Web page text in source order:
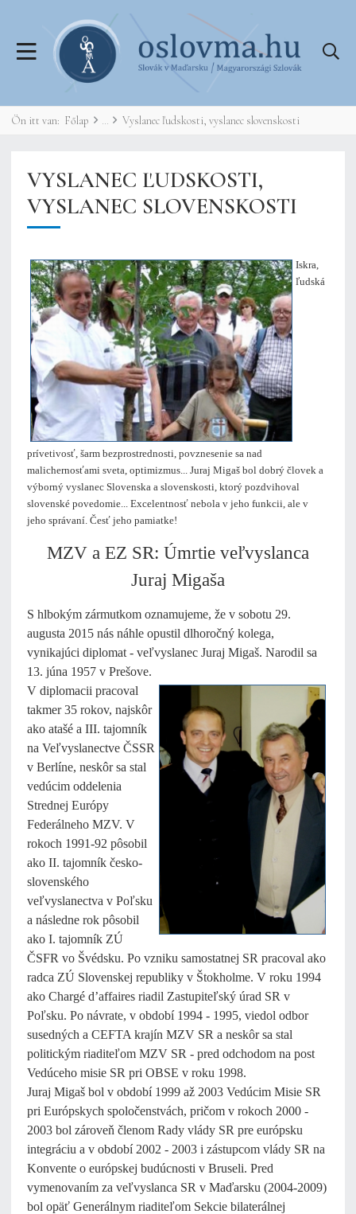
Ön itt van: Főlap Vyslanec ľudskosti, vyslanec slovenskosti
VYSLANEC ĽUDSKOSTI,
VYSLANEC SLOVENSKOSTI
Iskra,
ľudská
prívetivosť, šarm bezprostrednosti, povznesenie sa nad
malichernosťami sveta, optimizmus... Juraj Migaš bol dobrý človek a
výborný vyslanec Slovenska a slovenskosti, ktorý pozdvihoval
slovenské povedomie... Excelentnosť nebola v jeho funkcii, ale v
jeho správaní. Česť jeho pamiatke!
MZV a EZ SR: Úmrtie veľvyslanca
Juraj Migaša
S hlbokým zármutkom oznamujeme, že v sobotu 29.
augusta 2015 nás náhle opustil dlhoročný kolega,
vynikajúci diplomat - veľvyslanec Juraj Migaš. Narodil sa
13. júna 1957 v Prešove.
V diplomacii pracoval
takmer 35 rokov, najskôr
ako atašé a III. tajomník
na Veľvyslanectve ČSSR
v Berlíne, neskôr sa stal
vedúcim oddelenia
Strednej Európy
Federálneho MZV. V
rokoch 1991-92 pôsobil
ako II. tajomník česko-
slovenského
veľvyslanectva v Poľsku
a následne rok pôsobil
ako I. tajomník ZÚ
ČSFR vo Švédsku. Po vzniku samostatnej SR pracoval ako
radca ZÚ Slovenskej republiky v Štokholme. V roku 1994
ako Chargé d’affaires riadil Zastupiteľský úrad SR v
Poľsku. Po návrate, v období 1994 - 1995, viedol odbor
susedných a CEFTA krajín MZV SR a neskôr sa stal
politickým riaditeľom MZV SR - pred odchodom na post
Vedúceho misie SR pri OBSE v roku 1998.
Juraj Migaš bol v období 1999 až 2003 Vedúcim Misie SR
pri Európskych spoločenstvách, pričom v rokoch 2000 -
2003 bol zároveň členom Rady vlády SR pre európsku
integráciu a v období 2002 - 2003 i zástupcom vlády SR na
Konvente o európskej budúcnosti v Bruseli. Pred
vymenovaním za veľvyslanca SR v Maďarsku (2004-2009)
bol opäť Generálnym riaditeľom Sekcie bilaterálnej